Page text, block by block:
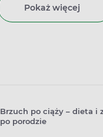
Pokaż więcej
Brzuch po ciąży – dieta i
po porodzie